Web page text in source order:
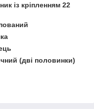
із кріпленням 22
(дві половинки)